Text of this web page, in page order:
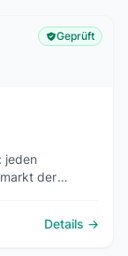
Geprüft
jeden
der
Details →